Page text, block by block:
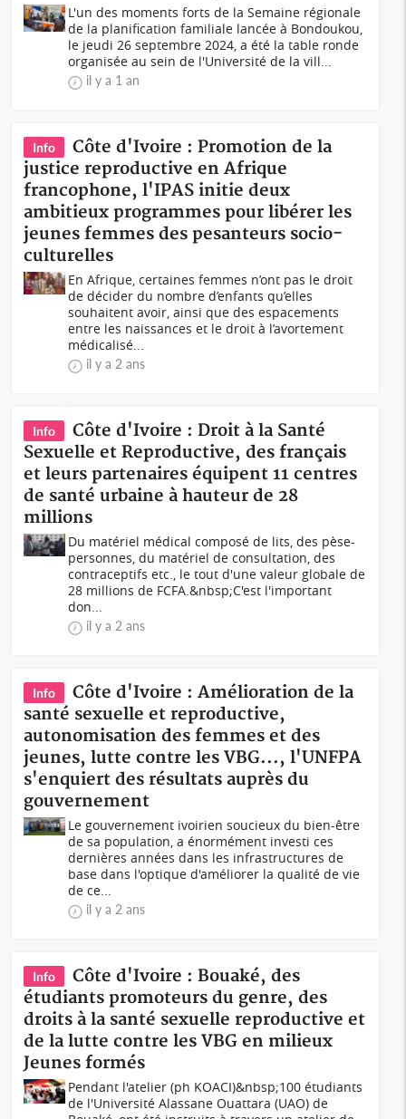
L'un des moments forts de la Semaine régionale
de la planification familiale lancée à Bondoukou,
le jeudi 26 septembre 2024, a été la table ronde
organisée au sein de l'Université de la vill...
il y a 1 an
Info
Côte d'Ivoire : Promotion de la
justice reproductive en Afrique
francophone, l'IPAS initie deux
ambitieux programmes pour libérer les
jeunes femmes des pesanteurs socio-
culturelles
En Afrique, certaines femmes n’ont pas le droit
de décider du nombre d’enfants qu’elles
souhaitent avoir, ainsi que des espacements
entre les naissances et le droit à l’avortement
médicalisé...
il y a 2 ans
Info
Côte d'Ivoire : Droit à la Santé
Sexuelle et Reproductive, des français
et leurs partenaires équipent 11 centres
de santé urbaine à hauteur de 28
millions
Du matériel médical composé de lits, des pèse-
personnes, du matériel de consultation, des
contraceptifs etc., le tout d'une valeur globale de
28 millions de FCFA.&nbsp;C'est l'important
don...
il y a 2 ans
Info
Côte d'Ivoire : Amélioration de la
santé sexuelle et reproductive,
autonomisation des femmes et des
jeunes, lutte contre les VBG..., l'UNFPA
s'enquiert des résultats auprès du
gouvernement
Le gouvernement ivoirien soucieux du bien-être
de sa population, a énormément investi ces
dernières années dans les infrastructures de
base dans l'optique d'améliorer la qualité de vie
de ce...
il y a 2 ans
Info
Côte d'Ivoire : Bouaké, des
étudiants promoteurs du genre, des
droits à la santé sexuelle reproductive et
de la lutte contre les VBG en milieux
Jeunes formés
Pendant l'atelier (ph KOACI)&nbsp;100 étudiants
de l'Université Alassane Ouattara (UAO) de